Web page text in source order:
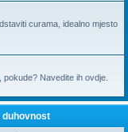
curama, idealno mjesto
Navedite ih ovdje.
duhovnost